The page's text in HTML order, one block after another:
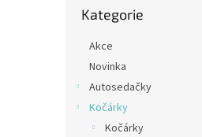
kategorie
Kategorie
Akce
Novinka
Autosedačky
Kočárky
Kočárky